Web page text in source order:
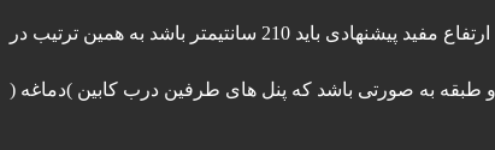
ارتفاع درب تناسبی از عرض درب می باشد به طوری که اگر عرض ورودی 80 سانتی متر باشد ارتفاع مفید پیشنهادی باید 210 سانتیمتر باشد به همین ترتیب در
به صورتی باشد که پنل های طرفین درب کابین )دماغه (